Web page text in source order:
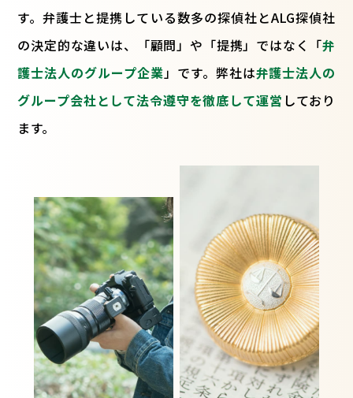
す。弁護士と提携している数多の探偵社とALG探偵社
の決定的な違いは、「顧問」や「提携」ではなく「弁
護士法人のグループ企業 」です。弊社は弁護士法人の
グループ会社として法令遵守を徹底して運営 しており
ます。